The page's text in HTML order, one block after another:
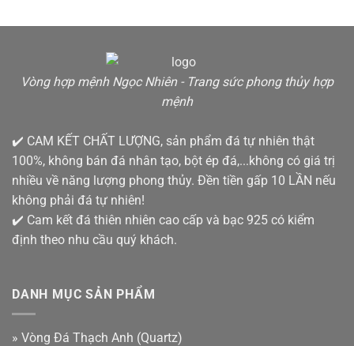
Vòng hợp mệnh Ngọc Nhiên - Trang sức phong thủy hợp
mệnh
✔️ CAM KẾT CHẤT LƯỢNG, sản phẩm đá tự nhiên thật
100%, không bán đá nhân tạo, bột ép đá,...không có giá trị
nhiều về năng lượng phong thủy. Đền tiền gấp 10 LẦN nếu
không phải đá tự nhiên!
✔️ Cam kết đá thiên nhiên cao cấp và bạc 925 có kiểm
định theo nhu cầu quý khách.
DANH MỤC SẢN PHẨM
» Vòng Đá Thạch Anh (Quartz)